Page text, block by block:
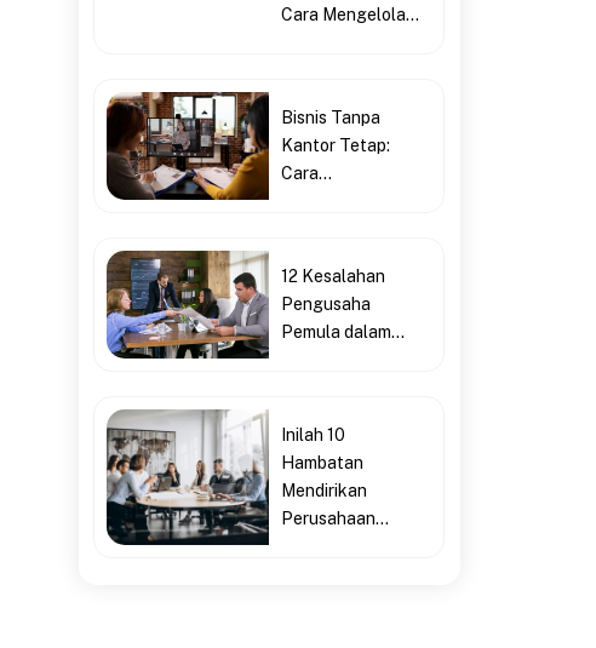
Cara Mengelola...
Bisnis Tanpa
Kantor Tetap:
Cara...
12 Kesalahan
Pengusaha
Pemula dalam...
Inilah 10
Hambatan
Mendirikan
Perusahaan...